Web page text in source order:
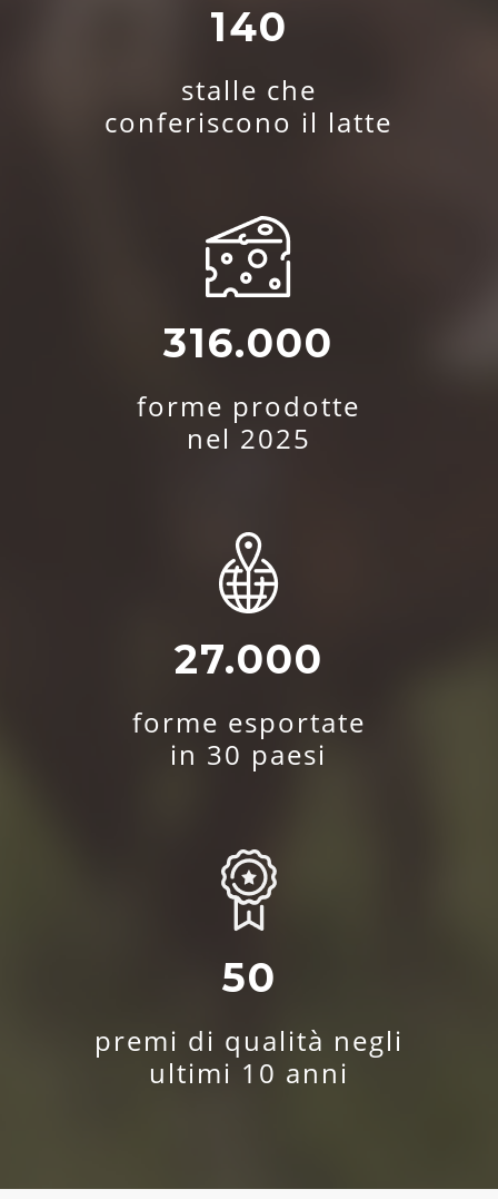
140
stalle che
conferiscono il latte
316.000
forme prodotte
nel 2025
27.000
forme esportate
in 30 paesi
50
premi di qualità negli
ultimi 10 anni